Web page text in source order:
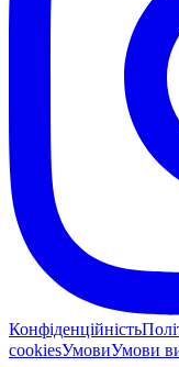
Конфіденційність
cookiesУмовиУмови